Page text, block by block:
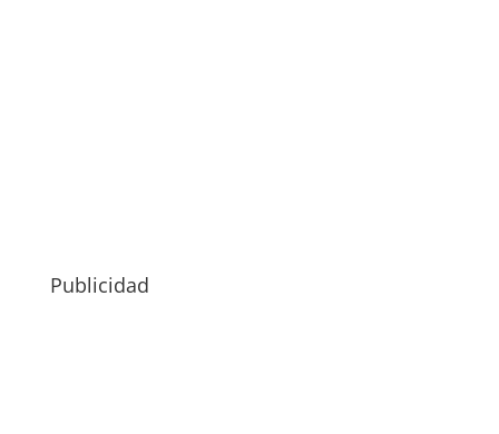
Publicidad